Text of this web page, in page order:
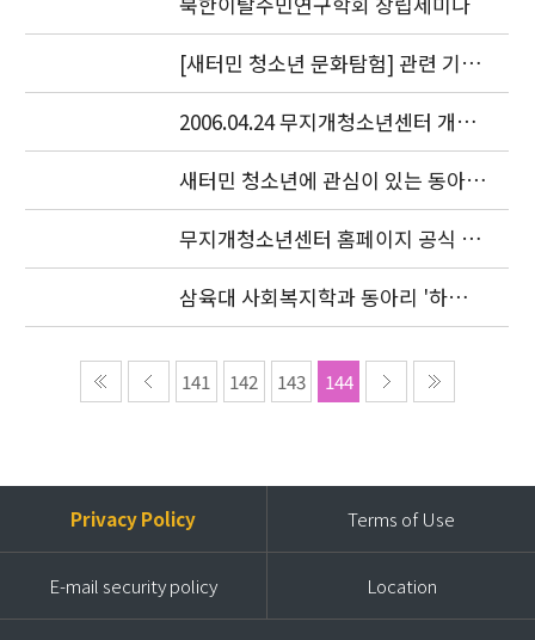
[새터민 청소년 문화탐험] 관련 기관
실무자 간담회
2006.04.24 무지개청소년센터 개소
식이 있었습니다.
새터민 청소년에 관심이 있는 동아리
를 찾습니다.
무지개청소년센터 홈페이지 공식 오
픈
삼육대 사회복지학과 동아리 '하늘
샘' 특강
141 142 143 144
Privacy Policy Terms of Use
E-mail security policy Location